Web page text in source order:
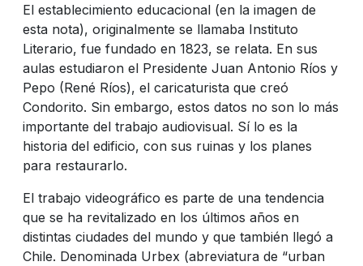
El establecimiento educacional (en la imagen de
esta nota), originalmente se llamaba Instituto
Literario, fue fundado en 1823, se relata. En sus
aulas estudiaron el Presidente Juan Antonio Ríos y
Pepo (René Ríos), el caricaturista que creó
Condorito. Sin embargo, estos datos no son lo más
importante del trabajo audiovisual. Sí lo es la
historia del edificio, con sus ruinas y los planes
para restaurarlo.
El trabajo videográfico es parte de una tendencia
que se ha revitalizado en los últimos años en
distintas ciudades del mundo y que también llegó a
Chile. Denominada Urbex (abreviatura de “urban